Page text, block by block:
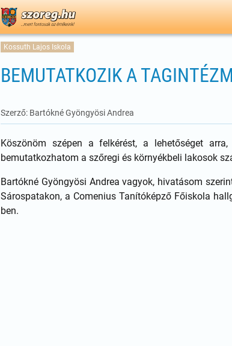
Kossuth Lajos Iskola
BEMUTATKOZIK A
Szerző: Bartókné Gyöngyösi Andrea
Köszönöm szépen a felkérést, a lehetőséget
bemutatkozhatom a szőregi és környékbeli lakosok
Bartókné Gyöngyösi Andrea vagyok, hivatásom
Sárospatakon, a Comenius Tanítóképző Főiskola
ben.